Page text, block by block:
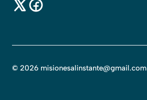
© 2026 misionesalinstante@gmail.com